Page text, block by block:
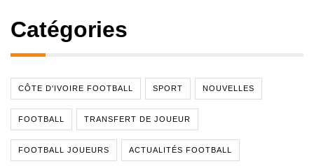
Catégories
CÔTE D'IVOIRE FOOTBALL SPORT NOUVELLES
FOOTBALL TRANSFERT DE JOUEUR
FOOTBALL JOUEURS ACTUALITÉS FOOTBALL